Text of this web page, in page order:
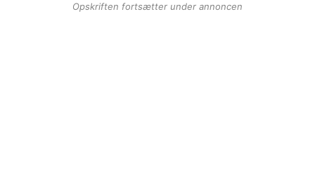
Opskriften fortsætter under annoncen